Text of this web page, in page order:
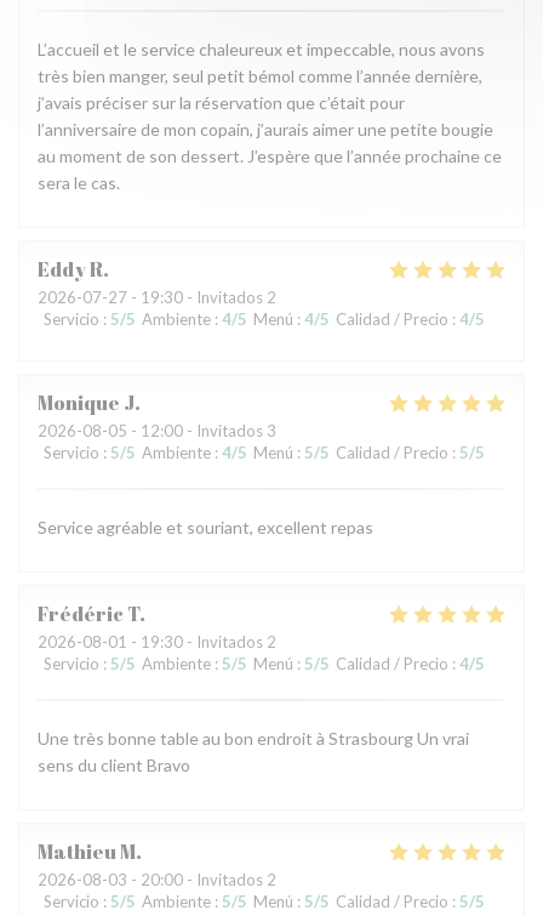
L’accueil et le service chaleureux et impeccable, nous avons
très bien manger, seul petit bémol comme l’année dernière,
j’avais préciser sur la réservation que c’était pour
l’anniversaire de mon copain, j’aurais aimer une petite bougie
au moment de son dessert. J’espère que l’année prochaine ce
sera le cas.
EddyR
2026-07-27 - 19:30 - Invitados 2
Servicio : 5/5 Ambiente : 4/5 Menú : 4/5 Calidad / Precio : 4/5
Monique J
2026-08-05 - 12:00 - Invitados 3
Servicio : 5/5 Ambiente : 4/5 Menú : 5/5 Calidad / Precio : 5/5
Service agréable et souriant, excellent repas
Frédéric T
2026-08-01 - 19:30 - Invitados 2
Servicio : 5/5 Ambiente : 5/5 Menú : 5/5 Calidad / Precio : 4/5
Une très bonne table au bon endroit à Strasbourg Un vrai
sens du client Bravo
MathieuM
2026-08-03 - 20:00 - Invitados 2
Servicio : 5/5 Ambiente : 5/5 Menú : 5/5 Calidad / Precio : 5/5